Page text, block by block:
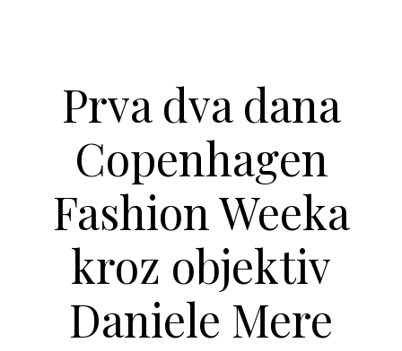
Prva dva dana
Copenhagen
Fashion Weeka
kroz objektiv
Daniele Mere